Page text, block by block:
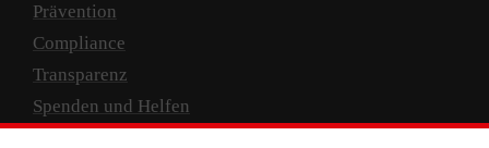
Prävention
Compliance
Transparenz
Spenden und Helfen